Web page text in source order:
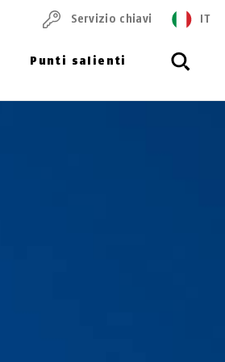
Punti salienti
Servizio chiavi IT